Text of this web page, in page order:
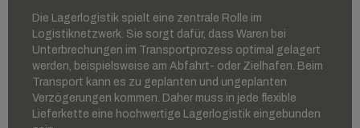
Die Lagerlogistik spielt eine zentrale Rolle im
Logistiknetzwerk. Sie sorgt dafür, dass Waren bei
Unterbrechungen im Transportprozess optimal gelagert
werden, beispielsweise am Abfahrt- oder Zielhafen. Beim
Transport kann es zu geplanten und ungeplanten
Verzögerungen kommen. Daher muss in jede flexible
Lieferkette eine hochwertige Lagerlogistik eingebunden